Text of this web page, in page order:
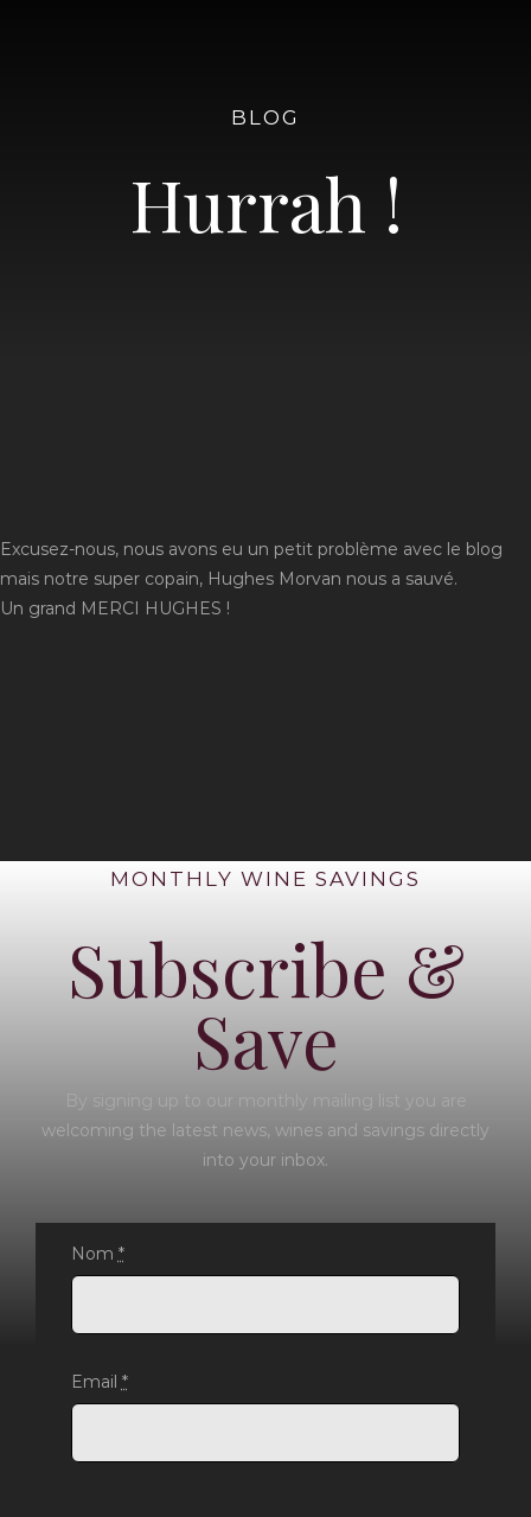
BLOG
Hurrah !
Excusez-nous, nous avons eu un petit problème avec le blog
mais notre super copain, Hughes Morvan nous a sauvé.
Un grand MERCI HUGHES !
MONTHLY WINE SAVINGS
Subscribe &
Save
By signing up to our monthly mailing list you are
welcoming the latest news, wines and savings directly
into your inbox.
Nom *
Email *